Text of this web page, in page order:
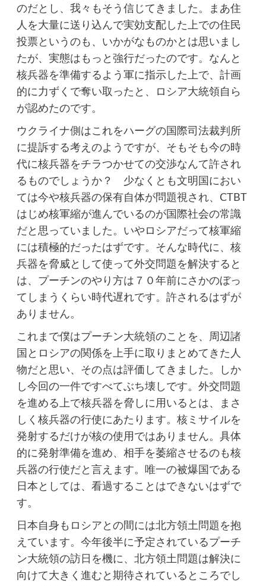
のだとし、我々もそう信じてきました。まあ住
人を大量に送り込んで実効支配した上での住民
投票というのも、いかがなものかとは思いまし
たが、実態はもっと強行だったのです。なんと
核兵器を準備するよう軍に指示した上で、計画
的に力ずくで奪い取ったと、ロシア大統領自ら
が認めたのです。
ウクライナ側はこれをハーグの国際司法裁判所
に提訴する考えのようですが、そもそも今の時
代に核兵器をチラつかせての交渉なんて許され
るものでしょうか？ 少なくとも文明国におい
ては今や核兵器の保有自体が問題視され、CTBT
はじめ核軍縮が進んでいるのが国際社会の常識
だと思っていました。いやロシアだって核軍縮
には積極的だったはずです。そんな時代に、核
兵器を脅威として使って外交問題を解決すると
は、プーチンのやり方は７０年前にさかのぼっ
てしまうくらい時代遅れです。許されるはずが
ありません。
これまで僕はプーチン大統領のことを、周辺諸
国とロシアの関係を上手に取りまとめてきた人
物だと思い、その点は評価してきました。しか
し今回の一件ですべてぶち壊しです。外交問題
を進める上で核兵器を脅しに用いるとは、まさ
しく核兵器の行使にあたります。核ミサイルを
発射するだけが核の使用ではありません。具体
的に発射準備を進め、相手を萎縮させるのも核
兵器の行使だと言えます。唯一の被爆国である
日本としては、看過することはできないはずで
す。
日本自身もロシアとの間には北方領土問題を抱
えています。今年後半に予定されているプーチ
ン大統領の訪日を機に、北方領土問題は解決に
向けて大きく進むと期待されているところでし